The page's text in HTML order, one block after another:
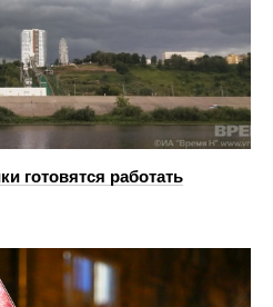
готовятся работать